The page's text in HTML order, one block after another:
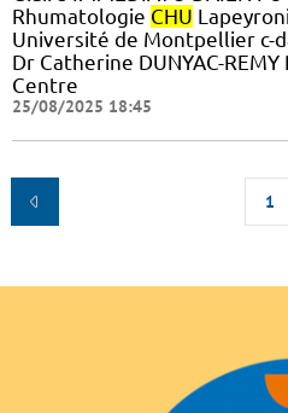
Rhumatologie CHU
Université de Montpellier c-
Dr Catherine DUNYAC-
Centre
25/08/2025 18:45
1